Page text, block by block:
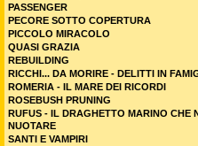
PASSENGER
PECORE SOTTO COPERTURA
PICCOLO MIRACOLO
QUASI GRAZIA
REBUILDING
RICCHI... DA MORIRE - DELITTI IN
ROMERIA - IL MARE DEI RICORDI
ROSEBUSH PRUNING
RUFUS - IL DRAGHETTO MARINO CHE
NUOTARE
SANTI E VAMPIRI